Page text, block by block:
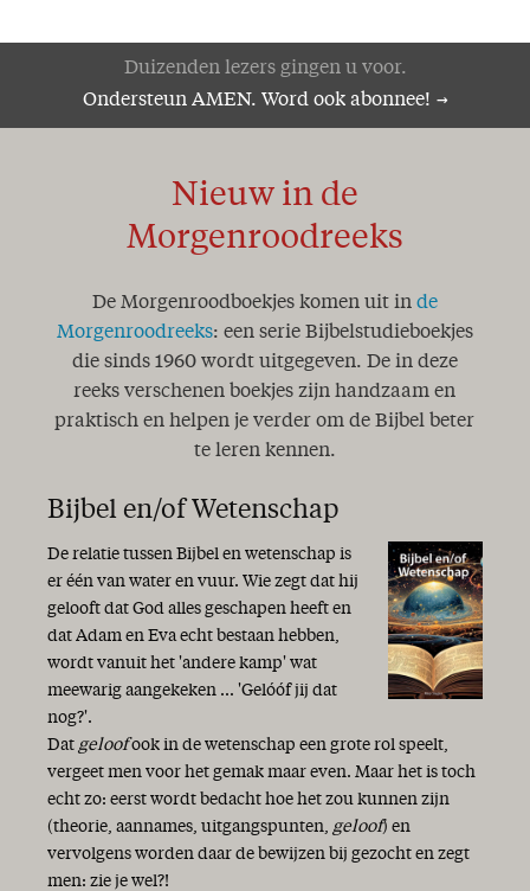
Duizenden lezers gingen u voor.
Ondersteun AMEN. Word ook abonnee!
Nieuw in de
Morgenroodreeks
De Morgenroodboekjes komen uit in de
Morgenroodreeks: een serie Bijbelstudieboekjes
die sinds 1960 wordt uitgegeven. De in deze
reeks verschenen boekjes zijn handzaam en
praktisch en helpen je verder om de Bijbel beter
te leren kennen.
Bijbel en/of Wetenschap
De relatie tussen Bijbel en wetenschap is
er één van water en vuur. Wie zegt dat hij
gelooft dat God alles geschapen heeft en
dat Adam en Eva echt bestaan hebben,
wordt vanuit het 'andere kamp' wat
meewarig aangekeken ... 'Gelóóf jij dat
nog?'.
Dat geloofook in de wetenschap een grote rol speelt,
vergeet men voor het gemak maar even. Maar het is toch
echt zo: eerst wordt bedacht hoe het zou kunnen zijn
(theorie, aannames, uitgangspunten, geloof) en
vervolgens worden daar de bewijzen bij gezocht en zegt
men: zie je wel?!